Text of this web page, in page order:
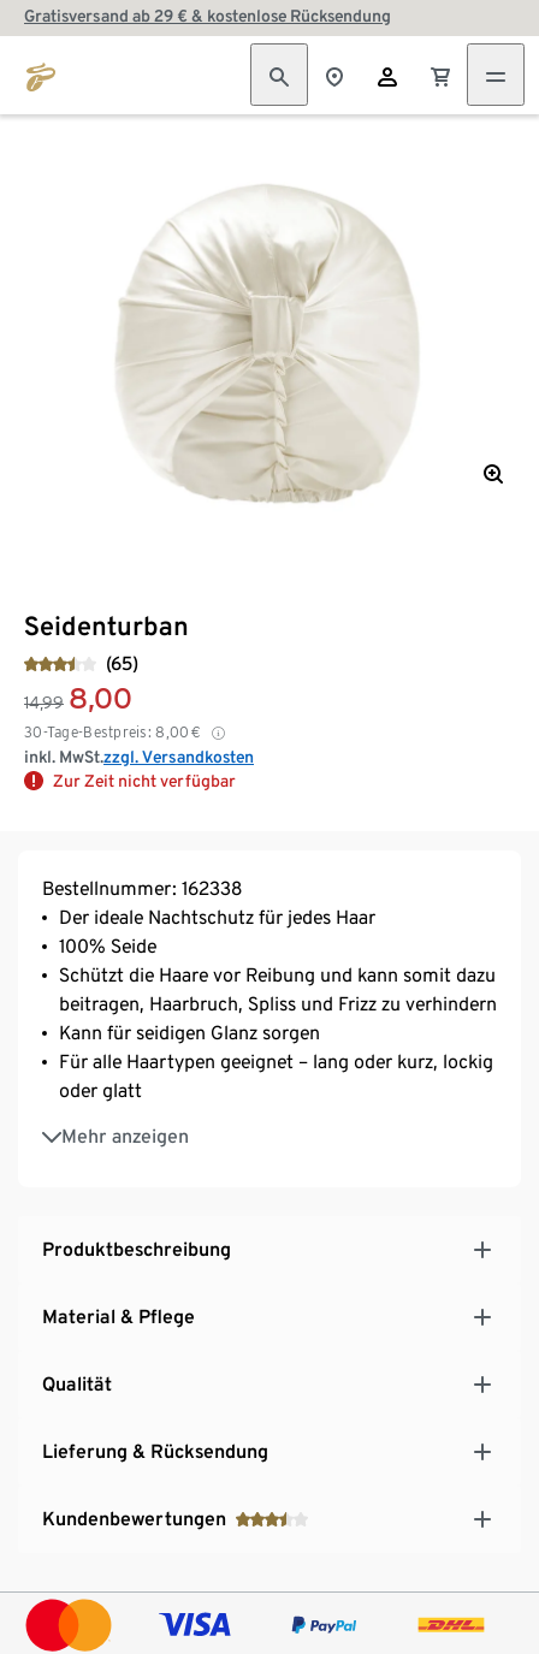
Gratisversand ab 29 € & kostenlose Rücksendung
Seidenturban
(65)
14,99 8,00
30-Tage-Bestpreis: 8,00 €
inkl. MwSt.zzgl. Versandkosten
Zur Zeit nicht verfügbar
Bestellnummer: 162338
Der ideale Nachtschutz für jedes Haar
100% Seide
Schützt die Haare vor Reibung und kann somit dazu
beitragen, Haarbruch, Spliss und Frizz zu verhindern
Kann für seidigen Glanz sorgen
Für alle Haartypen geeignet – lang oder kurz, lockig
oder glatt
Mehr anzeigen
Perfekte Passform dank Elastikband
Größe 54 - 72 cm
Produktbeschreibung
Material & Pflege
Qualität
Lieferung & Rücksendung
Kundenbewertungen